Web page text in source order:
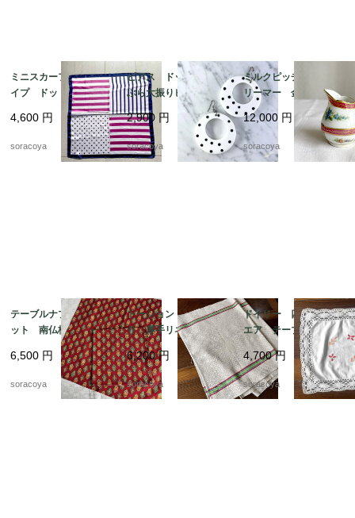
ミニスカーフ ストラ
イプ ドット ビビッ
ド ピンク ネイビ
ー 12acdf20
4,600 円
soracoya
ピアス ドット ぶら
ぶら大振りピアス 軽
くて大きいピアス 12
acce5
2,900 円
soracoya
ミルクピッチャー ク
リーマー 金彩格子
花ブーケ手描き クラシ
ックスタイル 19twm
57
12,000 円
soracoya
テーブルナプキン2枚セ
ット 南仏柄 ランチ
ョンマット ヴァルド
ローム ハンカチ ソ
レイアード マルチク
ロス 12cler3
6,500 円
soracoya
トーション バスク織
り 厚手リネン キッ
チンクロス 天然素
材 麻 テーブルマッ
ト 生成りベージュ 1
2cler4
6,200円
soracoya
ドイリー 四角 スク
エア テーブルマッ
ト 花刺繍 12CLda1
9-４
4,700円
soracoya